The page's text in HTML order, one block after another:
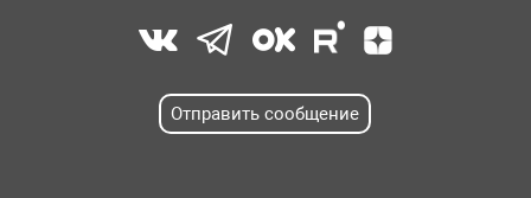
Отправить сообщение